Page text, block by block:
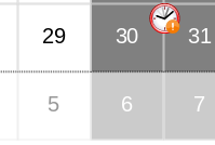
29 30 31
5 6 7